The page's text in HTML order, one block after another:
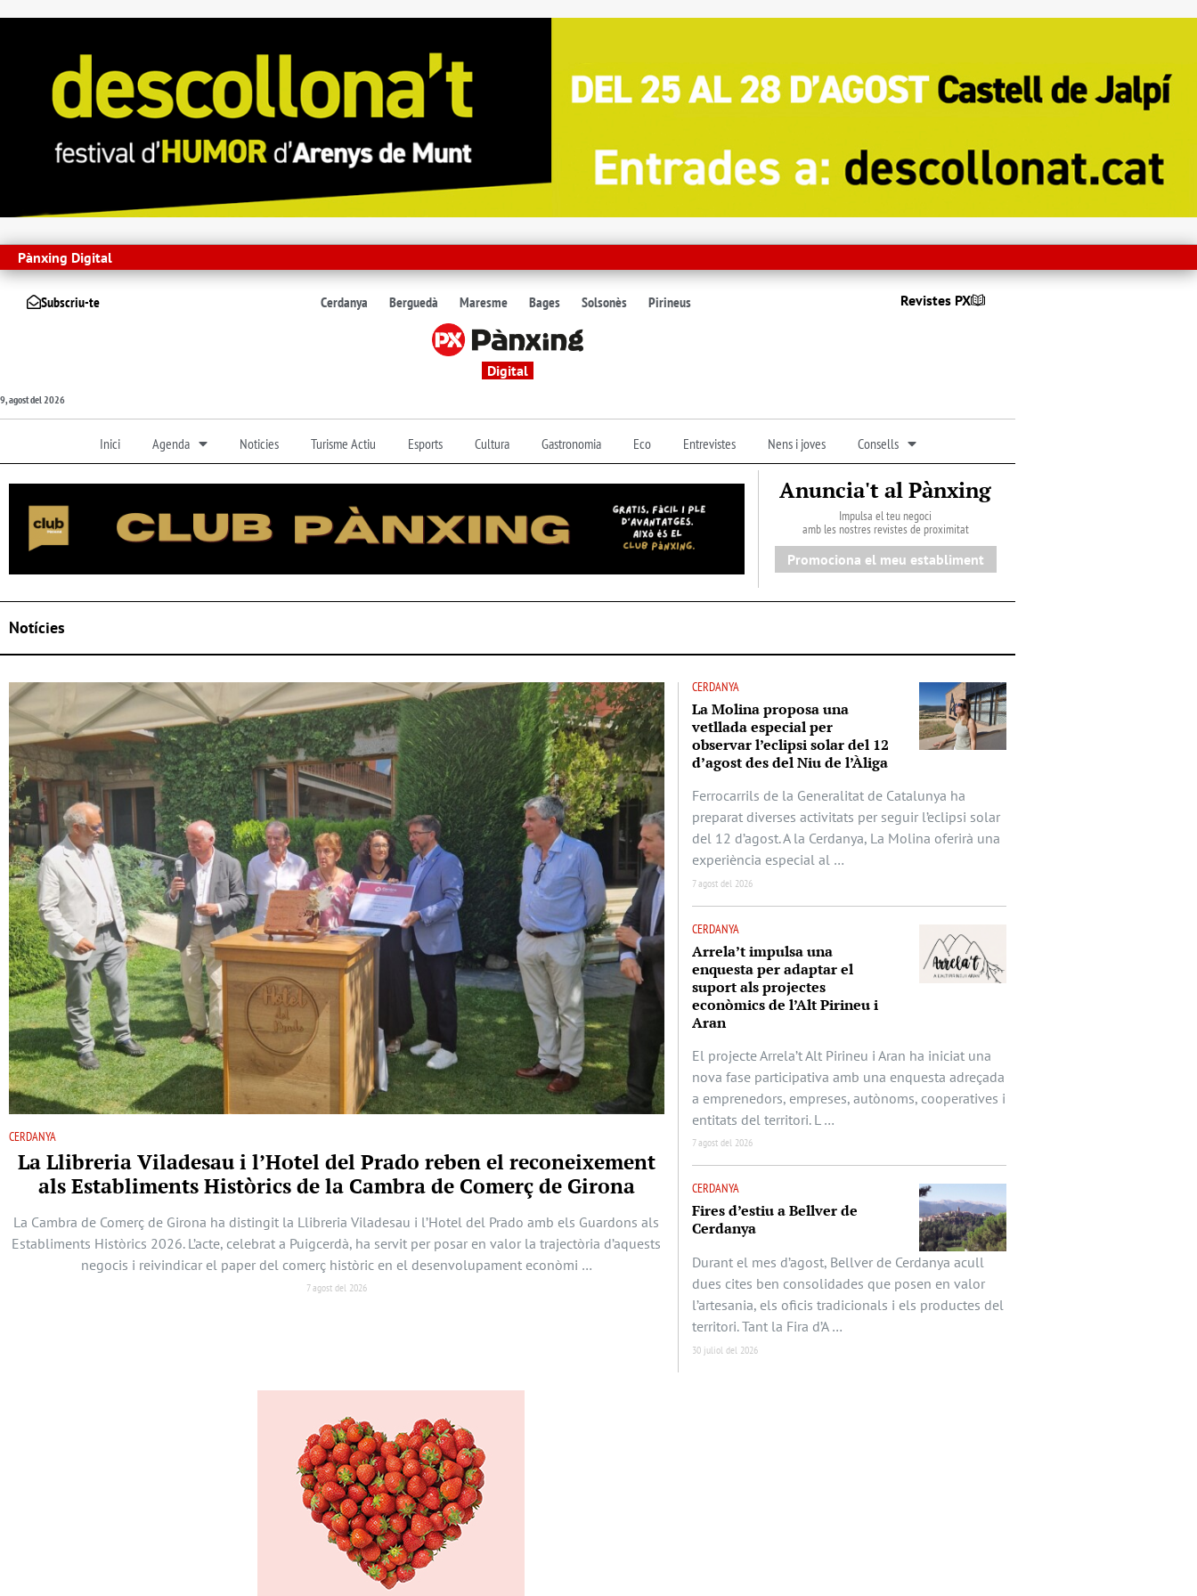
Pànxing Digital
Subscriu-te Cerdanya Berguedà Maresme Bages Solsonès Pirineus Revistes PX
Digital
9, agost del 2026
Inici Agenda Noticies Turisme Actiu Esports Cultura Gastronomia Eco Entrevistes Nens i joves Consells
Anuncia't al Pànxing
Impulsa el teu negoci
amb les nostres revistes de proximitat
Promociona el meu establiment
Notícies
CERDANYA
La Llibreria Viladesau i l’Hotel del Prado reben el reconeixement
als Establiments Històrics de la Cambra de Comerç de Girona
La Cambra de Comerç de Girona ha distingit la Llibreria Viladesau i l’Hotel del Prado amb els Guardons als
Establiments Històrics 2026. L’acte, celebrat a Puigcerdà, ha servit per posar en valor la trajectòria d’aquests
negocis i reivindicar el paper del comerç històric en el desenvolupament econòmi …
7 agost del 2026
CERDANYA
La Molina proposa una
vetllada especial per
observar l’eclipsi solar del 12
d’agost des del Niu de l’Àliga
Ferrocarrils de la Generalitat de Catalunya ha
preparat diverses activitats per seguir l’eclipsi solar
del 12 d’agost. A la Cerdanya, La Molina oferirà una
experiència especial al …
7 agost del 2026
CERDANYA
Arrela’t impulsa una
enquesta per adaptar el
suport als projectes
econòmics de l’Alt Pirineu i
Aran
El projecte Arrela’t Alt Pirineu i Aran ha iniciat una
nova fase participativa amb una enquesta adreçada
a emprenedors, empreses, autònoms, cooperatives i
entitats del territori. L …
7 agost del 2026
CERDANYA
Fires d’estiu a Bellver de
Cerdanya
Durant el mes d’agost, Bellver de Cerdanya acull
dues cites ben consolidades que posen en valor
l’artesania, els oficis tradicionals i els productes del
territori. Tant la Fira d’A …
30 juliol del 2026